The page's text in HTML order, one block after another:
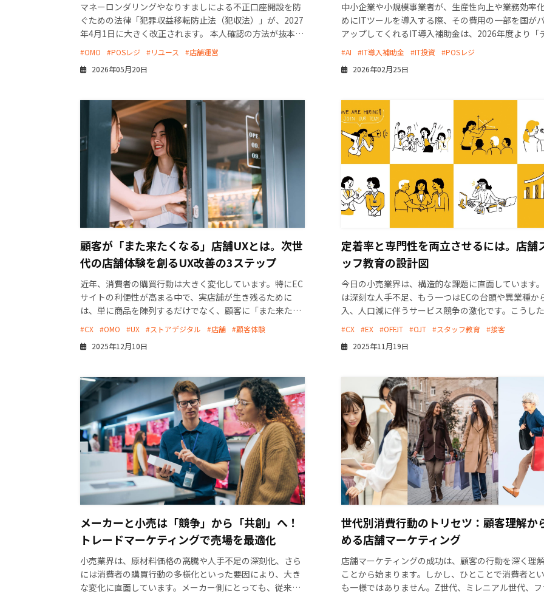
マネーロンダリングやなりすましによる不正口座開設を防
ぐための法律「犯罪収益移転防止法（犯収法）」が、2027
年4月1日に大きく改正されます。 本人確認の方法が抜本的
に見直されるため、対応が遅れると、リユース業者では買
#OMO #POSレジ #リユース
#店舗運営
2026年05月20日
中小企業や小規模事業者が、生産性向上や業務効率
めにITツールを導入する際、その費用の一部を国が
アップしてくれるIT導入補助金は、2026年度より「
ル化・AI導入補助金」へと名称が変更されました。 今
#AI #IT導入補助金 #IT投資 #POSレジ
2026年02月25日
顧客が「また来たくなる」店舗UXとは。次世
代の店舗体験を創るUX改善の3ステップ
近年、消費者の購買行動は大きく変化しています。特にEC
サイトの利便性が高まる中で、実店舗が生き残るために
は、単に商品を陳列するだけでなく、顧客に「また来た
い」と思わせる特別な体験を提供することに注力する必要
#CX #OMO #UX #ストアデジタル #店舗 #顧客体験
2025年12月10日
定着率と専門性を両立させるには。店舗
ッフ教育の設計図
今日の小売業界は、構造的な課題に直面しています
は深刻な人手不足、もう一つはECの台頭や異業種か
入、人口減に伴うサービス競争の激化です。こうし
下で、店舗スタッフは単なるレジ係や品出し係ではな
#CX #EX #OFFJT #OJT #スタッフ教育 #接客
2025年11月19日
メーカーと小売は「競争」から「共創」へ！
トレードマーケティングで売場を最適化
小売業界は、原材料価格の高騰や人手不足の深刻化、さら
には消費者の購買行動の多様化といった要因により、大き
な変化に直面しています。メーカー側にとっても、従来の
世代別消費行動のトリセツ：顧客理解か
める店舗マーケティング
店舗マーケティングの成功は、顧客の行動を深く理
ことから始まります。しかし、ひとことで消費者と
も一様ではありません。Z世代、ミレニアル世代、フ